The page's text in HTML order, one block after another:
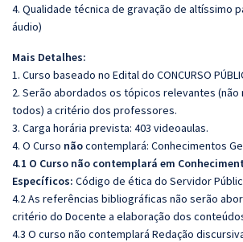
4. Qualidade técnica de gravação de altíssimo
áudio)
Mais Detalhes:
1. Curso baseado no Edital do CONCURSO
2. Serão abordados os tópicos relevantes
todos) a critério dos professores.
3. Carga horária prevista: 403 videoaulas.
4. O Curso nãocontemplará: Conhecimentos
4.1 O Curso não contemplará em
Específicos: Código de ética do Servidor
4.2 As referências bibliográficas não serão
critério do Docente a elaboração dos
4.3 O curso não contemplará Redação